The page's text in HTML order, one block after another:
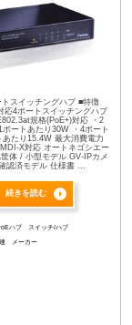
トスイッチングハブ ■特徴
応4ポートスイッチングハブ
規格(PoE+)対応 ・2
ートあたり30W ・4ポート
あたり15.4W 最大消費電力
X対応 オートネゴシエー
体 / 小型モデル GV-IPカメ
認済モデル 仕様書 ...
続きを読む
ハブ スイッチ/ハブ
メーカー